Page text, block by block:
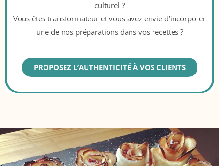
culturel ?
Vous êtes transformateur et vous avez envie d’incorporer
une de nos préparations dans vos recettes ?
PROPOSEZ L’AUTHENTICITÉ À VOS CLIENTS